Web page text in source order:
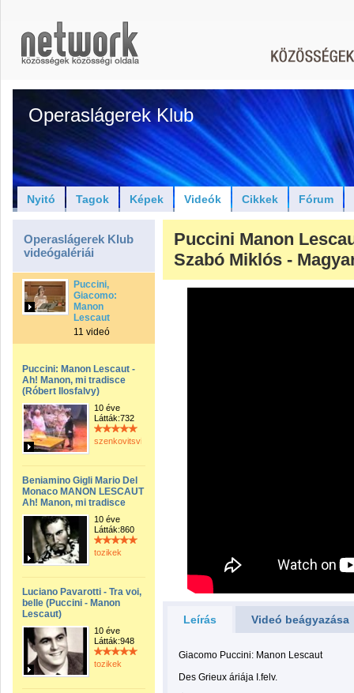
Operaslágerek Klub
Nyitó Tagok Képek Videók Cikkek Fórum
Operaslágerek Klub
videógalériái
Puccini,
Giacomo:
Manon
Lescaut
11 videó
Puccini: Manon Lescaut -
Ah! Manon, mi tradisce
(Róbert Ilosfalvy)
10 éve
Látták:732
szenkovitsviktor
Beniamino Gigli Mario Del
Monaco MANON LESCAUT
Ah! Manon, mi tradisce
10 éve
Látták:860
tozikek
Luciano Pavarotti - Tra voi,
belle (Puccini - Manon
Lescaut)
10 éve
Látták:948
tozikek
Puccini Manon
Szabó Miklós -
Leírás Videó beágyazása
Giacomo Puccini: Manon Lescaut
Des Grieux áriája I.felv.